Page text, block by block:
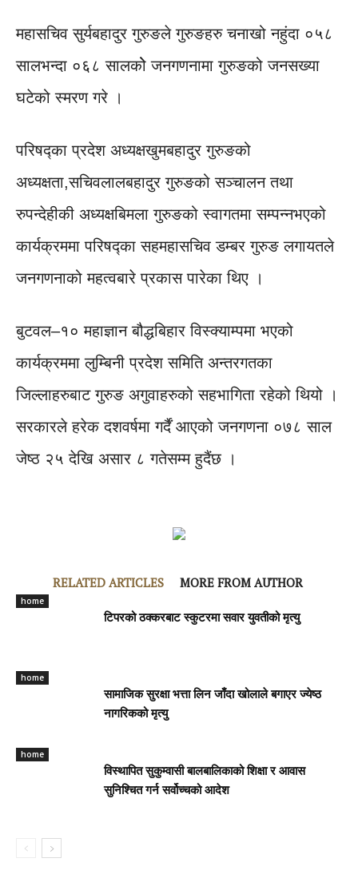
महासचिव सुर्यबहादुर गुरुङले गुरुङहरु चनाखो नहुंदा ०५८
सालभन्दा ०६८ सालकोे जनगणनामा गुरुङको जनसख्या
घटेको स्मरण गरे ।
परिषद्का प्रदेश अध्यक्षखुमबहादुर गुरुङको
अध्यक्षता,सचिवलालबहादुर गुरुङको सञ्चालन तथा
रुपन्देहीकी अध्यक्षबिमला गुरुङको स्वागतमा सम्पन्नभएको
कार्यक्रममा परिषद्का सहमहासचिव डम्बर गुरुङ लगायतले
जनगणनाको महत्वबारे प्रकास पारेका थिए ।
बुटवल–१० महाज्ञान बौद्धबिहार विस्क्याम्पमा भएको
कार्यक्रममा लुम्बिनी प्रदेश समिति अन्तरगतका
जिल्लाहरुबाट गुरुङ अगुवाहरुको सहभागिता रहेको थियो ।
सरकारले हरेक दशवर्षमा गर्दैं आएको जनगणना ०७८ साल
जेष्ठ २५ देखि असार ८ गतेसम्म हुदैंछ ।
RELATED ARTICLES MORE FROM AUTHOR
home
टिपरको ठक्करबाट स्कुटरमा सवार युवतीको मृत्यु
home
सामाजिक सुरक्षा भत्ता लिन जाँदा खोलाले बगाएर ज्येष्ठ
नागरिकको मृत्यु
home
विस्थापित सुकुम्वासी बालबालिकाको शिक्षा र आवास
सुनिश्चित गर्न सर्वोच्चको आदेश